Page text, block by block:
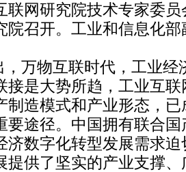
联网研究院技术专家委
院召开。工业和信息化
万物互联时代，工业经
接是大势所趋，工业互
制造模式和产业形态，
要途径。中国拥有联合
济数字化转型发展需求
提供了坚实的产业支撑